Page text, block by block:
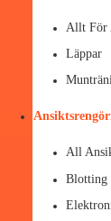
Allt För
Läppar
All
Blotting